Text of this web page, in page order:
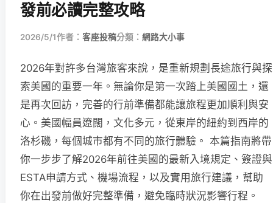
發前必讀完整攻略
2026/5/1作者： 客座投稿分類： 網路大小事
2026年對許多台灣旅客來說，是重新規劃長途旅行與探
索美國的重要一年。無論你是第一次踏上美國國土，還
是再次回訪，完善的行前準備都能讓旅程更加順利與安
心。美國幅員遼闊，文化多元，從東岸的紐約到西岸的
洛杉磯，每個城市都有不同的旅行體驗。 本篇指南將帶
你一步步了解2026年前往美國的最新入境規定、簽證與
ESTA申請方式、機場流程，以及實用旅行建議，幫助
你在出發前做好完整準備，避免臨時狀況影響行程。